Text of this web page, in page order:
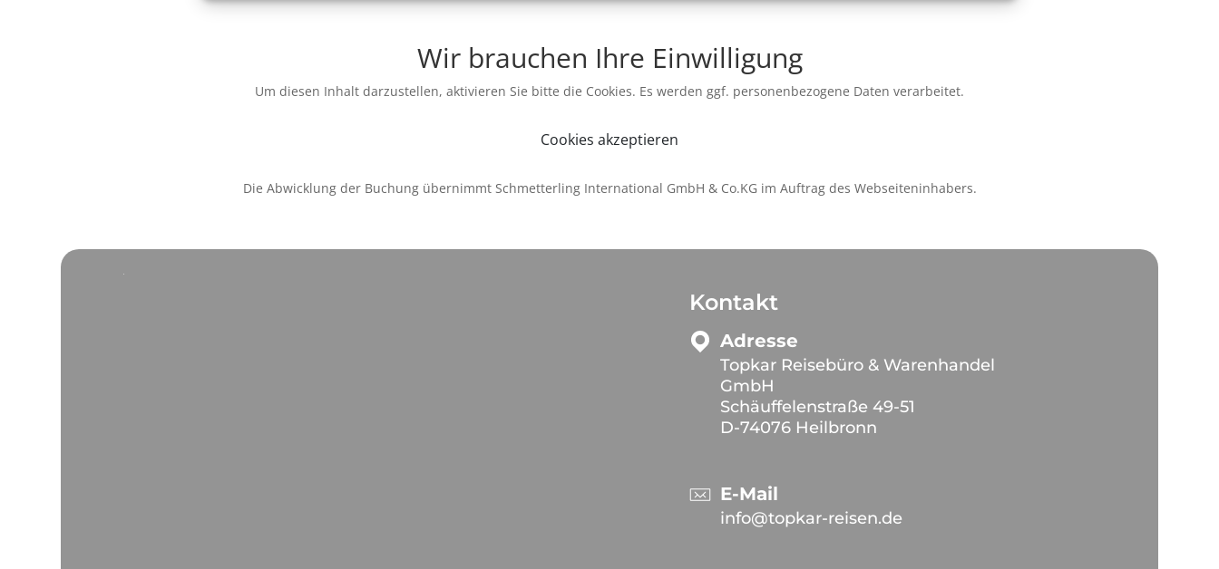
Wir brauchen Ihre Einwilligung
Um diesen Inhalt darzustellen, aktivieren Sie bitte die Cookies. Es werden ggf. personenbezogene Daten verarbeitet.
Cookies akzeptieren
Die Abwicklung der Buchung übernimmt Schmetterling International GmbH & Co.KG im Auftrag des Webseiteninhabers.
Kontakt
Adresse
Topkar Reisebüro & Warenhandel
GmbH
Schäuffelenstraße 49-51
D-74076 Heilbronn
E-Mail
info@topkar-reisen.de